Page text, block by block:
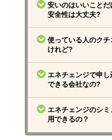
届けする仕組み上、起
が損なわれた時、電線
電機能が失われた時、
いずれの場合もご契約
全体が停電します。
また、電力の安定は従
公的機関（電力広域的
安いのはいいこと
安全性は大丈夫?
営の工夫、本業のサー
よる割引幅の拡大など
なさまに割安な電気を
電線や電柱といった送
来通りに地域の送電会
社に切り替えることで
はありません。
使っている人のク
けれど?
方の感想・クチコミを
んおトク」なでんきを探
た後、詳細ページから
また、こちらの電気料
り替えた方へのインタ
エネチェンジで申
できる会社なの?
制やる供給能力等に関
け、小売電気事業者と
す。エネチェンジで申
この審査を通過してい
エネチェンジのシ
用できるの？
エネチェンジでは、郵